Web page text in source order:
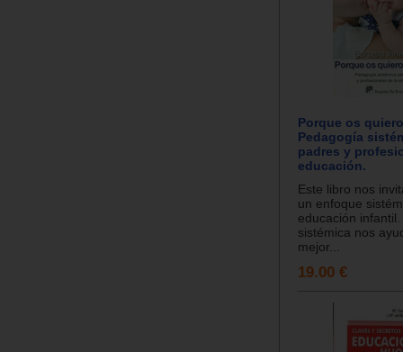
Porque os
Pedagogía
padres y
educación.
Este libro nos
un enfoque
educación
sistémica nos
mejor...
19.00 €